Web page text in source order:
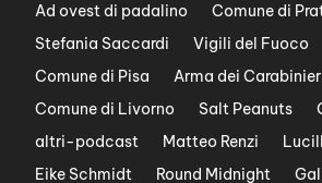
Ad ovest di padalino
Comune di
Stefania Saccardi
Vigili del Fuoco
Comune di Pisa
Arma dei
Comune di Livorno
Salt Peanuts
altri-podcast
Matteo Renzi
Eike Schmidt
Round Midnight